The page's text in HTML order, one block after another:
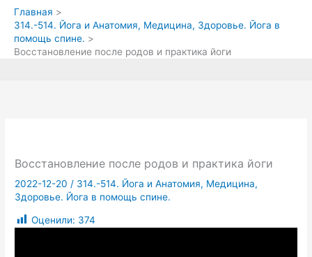
Главная
314.-514. Йога и Анатомия, Медицина, Здоровье. Йога в
помощь спине.
Восстановление после родов и практика йоги
Восстановление после родов и практика йоги
2022-12-20 / 314.-514. Йога и Анатомия, Медицина,
Здоровье. Йога в помощь спине.
Оценили: 374